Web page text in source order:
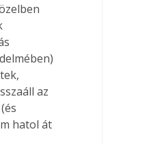
az
hatol át